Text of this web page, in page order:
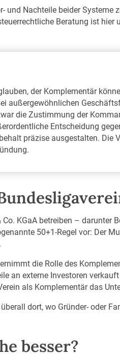
und Nachteile beider Systeme
Beratung ist hier
der Komplementär
außergewöhnlichen
die Zustimmung der
Entscheidung
präzise ausgestalten. Die
KGaA betreiben – darunter
50+1-Regel vor: Der
die Rolle des
an externe Investoren
als Komplementär das
dort, wo Gründer- oder
besser?